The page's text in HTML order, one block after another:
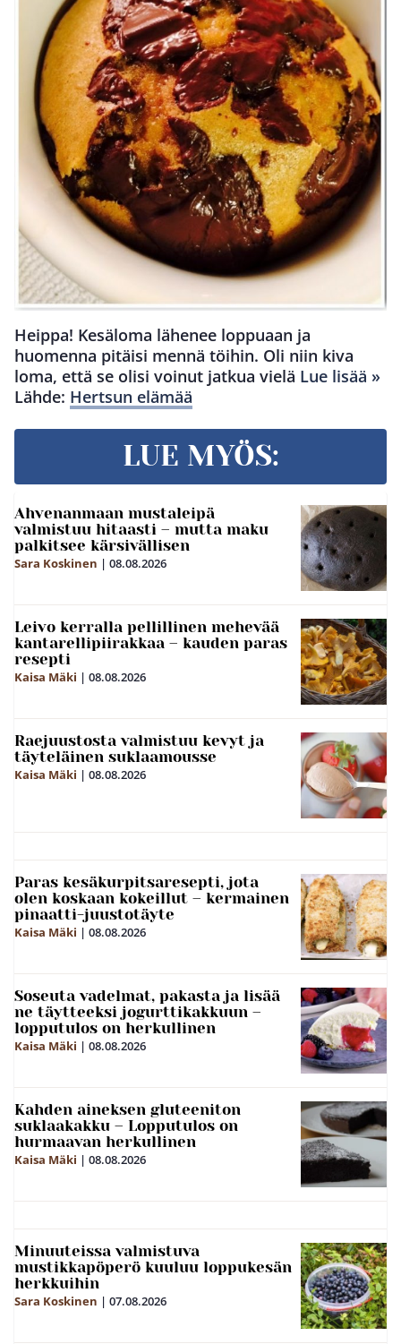
Heippa! Kesäloma lähenee loppuaan ja
huomenna pitäisi mennä töihin. Oli niin kiva
loma, että se olisi voinut jatkua vielä Lue lisää »
Lähde: Hertsun elämää
LUE MYÖS:
Ahvenanmaan mustaleipä
valmistuu hitaasti – mutta maku
palkitsee kärsivällisen
Sara Koskinen | 08.08.2026
Leivo kerralla pellillinen mehevää
kantarellipiirakkaa – kauden paras
resepti
Kaisa Mäki | 08.08.2026
Raejuustosta valmistuu kevyt ja
täyteläinen suklaamousse
Kaisa Mäki | 08.08.2026
Paras kesäkurpitsaresepti, jota
olen koskaan kokeillut – kermainen
pinaatti-juustotäyte
Kaisa Mäki | 08.08.2026
Soseuta vadelmat, pakasta ja lisää
ne täytteeksi jogurttikakkuun –
lopputulos on herkullinen
Kaisa Mäki | 08.08.2026
Kahden aineksen gluteeniton
suklaakakku – Lopputulos on
hurmaavan herkullinen
Kaisa Mäki | 08.08.2026
Minuuteissa valmistuva
mustikkapöperö kuuluu loppukesän
herkkuihin
Sara Koskinen | 07.08.2026